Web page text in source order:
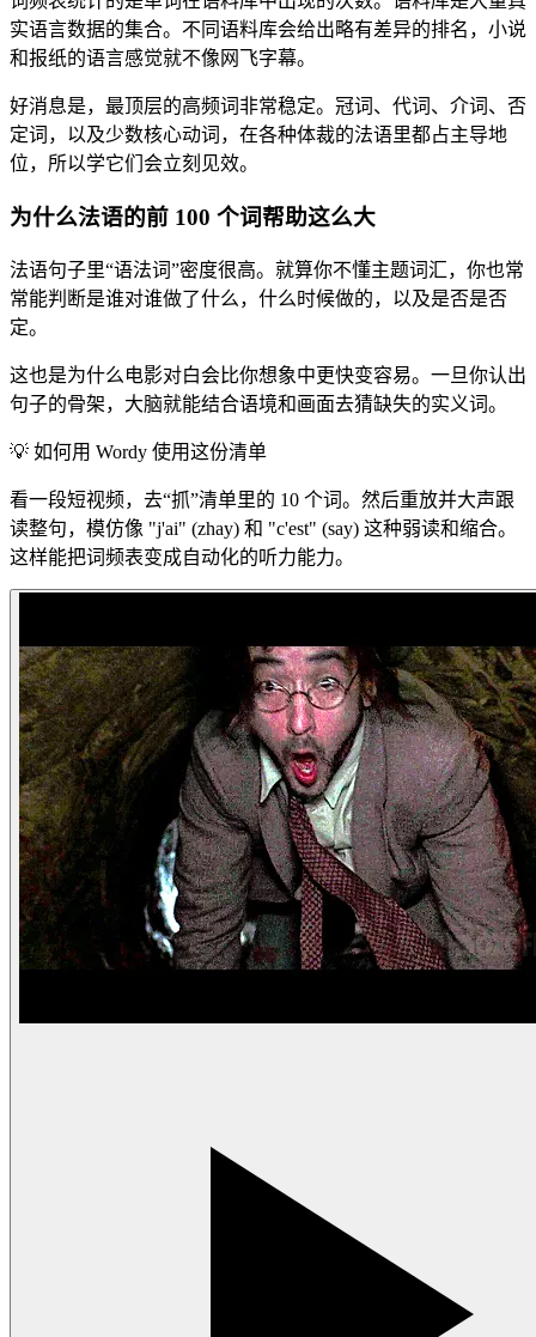
实语言数据的集合。不同语料库会给出略有差异的排名，小说
和报纸的语言感觉就不像网飞字幕。
好消息是，最顶层的高频词非常稳定。冠词、代词、介词、否
定词，以及少数核心动词，在各种体裁的法语里都占主导地
位，所以学它们会立刻见效。
为什么法语的前 100 个词帮助这么大
法语句子里“语法词”密度很高。就算你不懂主题词汇，你也常
常能判断是谁对谁做了什么，什么时候做的，以及是否是否
定。
这也是为什么电影对白会比你想象中更快变容易。一旦你认出
句子的骨架，大脑就能结合语境和画面去猜缺失的实义词。
💡 如何用 Wordy 使用这份清单
看一段短视频，去“抓”清单里的 10 个词。然后重放并大声跟
读整句，模仿像 "j'ai" (zhay) 和 "c'est" (say) 这种弱读和缩合。
这样能把词频表变成自动化的听力能力。